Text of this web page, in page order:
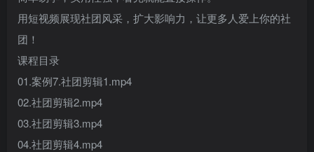
用短视频展现社团风采，扩大影响力，让更多人爱上你的社
团！
课程目录
01.案例7.社团剪辑1.mp4
02.社团剪辑2.mp4
03.社团剪辑3.mp4
04.社团剪辑4.mp4